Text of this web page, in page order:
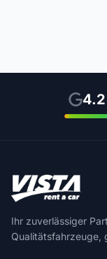
4.2
Ihr zuverlässiger
Qualitätsfahrzeuge,